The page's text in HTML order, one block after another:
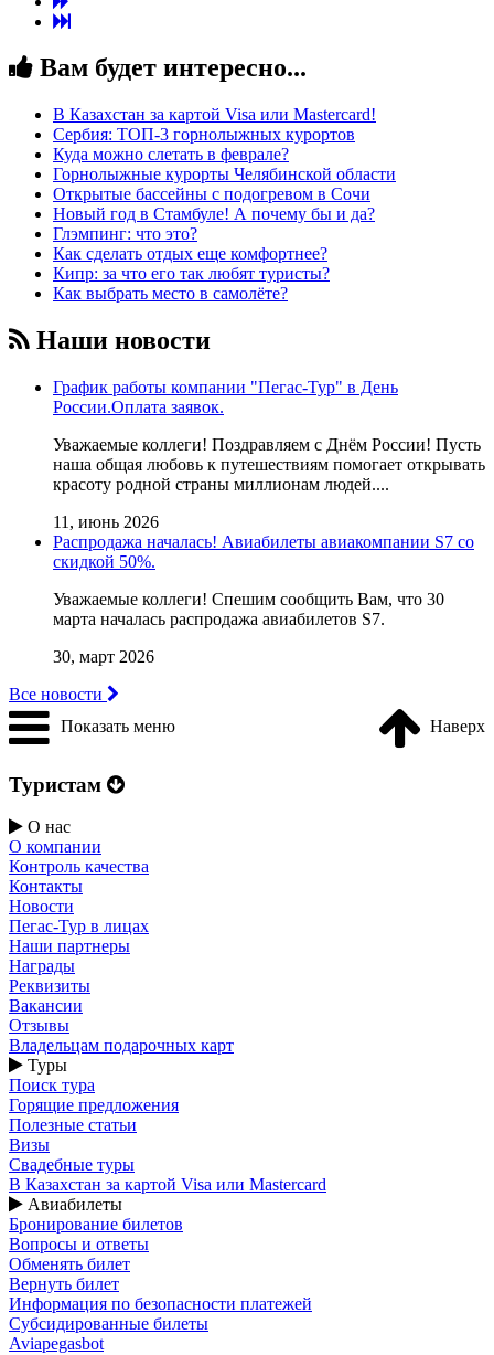
Вам будет интересно...
В Казахстан за картой Visa или Masterсard!
Сербия: ТОП-3 горнолыжных курортов
Куда можно слетать в феврале?
Горнолыжные курорты Челябинской области
Открытые бассейны с подогревом в Сочи
Новый год в Стамбуле! А почему бы и да?
Глэмпинг: что это?
Как сделать отдых еще комфортнее?
Кипр: за что его так любят туристы?
Как выбрать место в самолёте?
Наши новости
График работы компании "Пегас-Тур" в День
России.Оплата заявок.
Уважаемые коллеги! Поздравляем с Днём России! Пусть
наша общая любовь к путешествиям помогает открывать
красоту родной страны миллионам людей....
11, июнь 2026
Распродажа началась! Авиабилеты авиакомпании S7 со
скидкой 50%.
Уважаемые коллеги! Cпешим сообщить Вам, что 30
марта началась распродажа авиабилетов S7.
30, март 2026
Все новости
Показать меню
Наверх
Туристам
О нас
О компании
Контроль качества
Контакты
Новости
Пегас-Тур в лицах
Наши партнеры
Награды
Реквизиты
Вакансии
Отзывы
Владельцам подарочных карт
Туры
Поиск тура
Горящие предложения
Полезные статьи
Визы
Свадебные туры
В Казахстан за картой Visa или Masterсard
Авиабилеты
Бронирование билетов
Вопросы и ответы
Обменять билет
Вернуть билет
Информация по безопасности платежей
Субсидированные билеты
Aviapegasbot